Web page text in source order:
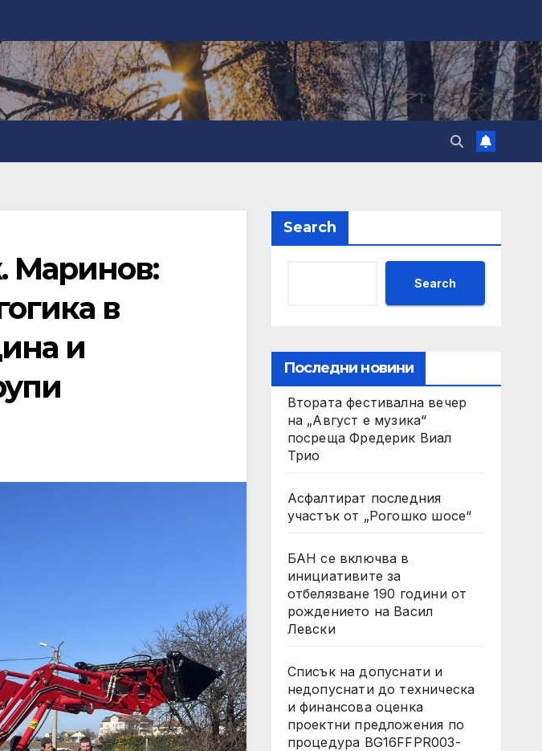
Маринов:
в
и
Search
Search
Последни новини
Втората фестивална вечер
на „Август е музика“
посреща Фредерик Виал
Трио
Асфалтират последния
участък от „Рогошко шосе“
БАН се включва в
инициативите за
отбелязване 190 години от
рождението на Васил
Левски
Списък на допуснати и
недопуснати до техническа
и финансова оценка
проектни предложения по
процедура BG16FFPR003-